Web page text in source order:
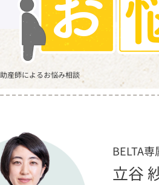
助産師によるお悩み相談
BELTA
立谷